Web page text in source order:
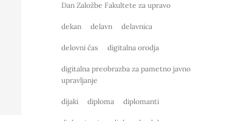
Dan Založbe Fakultete za upravo
dekan delavn delavnica
delovni čas digitalna orodja
digitalna preobrazba za pametno javno
upravljanje
dijaki diploma diplomanti